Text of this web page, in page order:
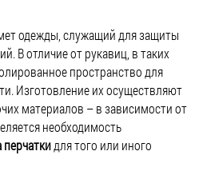
одежды, служащий для защиты
В отличие от рукавиц, в таких
пространство для
Изготовление их осуществляют
материалов – в зависимости от
необходимость
перчаткидля того или иного